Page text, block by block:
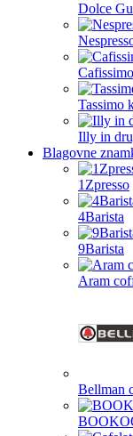
Dolce
Tassimo
Illy in
Blagovne
1Zpresso
4Barista
9Barista
Aram
Bellman